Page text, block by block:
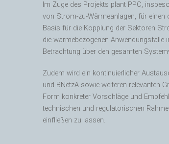
Im Zuge des Projekts plant PPC,
von Strom-zu-Wärmeanlagen, für
Basis für die Kopplung der Sektoren
die wärmebezogenen Anwendungsfälle
Betrachtung über den gesamten
Zudem wird ein kontinuierlicher
und BNetzA sowie weiteren relevanten
Form konkreter Vorschläge und
technischen und regulatorischen
einfließen zu lassen.